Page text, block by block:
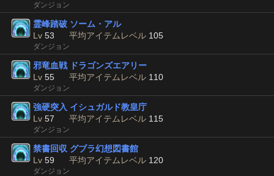
ダンジョン
霊峰踏破 ソーム・アル
Lv 53 平均アイテムレベル 105
ダンジョン
邪竜血戦 ドラゴンズエアリー
Lv 55 平均アイテムレベル 110
ダンジョン
強硬突入 イシュガルド教皇庁
Lv 57 平均アイテムレベル 115
ダンジョン
禁書回収 グブラ幻想図書館
Lv 59 平均アイテムレベル 120
ダンジョン